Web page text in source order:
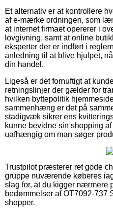
Et alternativ er at kontrollere
af e-mærke ordningen, som
at internet firmaet opererer i
lovgivning, samt at online
eksperter der er indført i
anledning til at blive hjulpet,
din handel.
Ligeså er det fornuftigt at
retningslinjer der gælder for
hvilken byttepolitik
sammenhæng er det på
stadigvæk sikrer ens
kunne bevidne sin shopping
uafhængig om man søger
Trustpilot præsterer ret gode
gruppe nuværende køberes
slag for, at du kigger nærmere
bedømmelser af OT7092-737
shopper.